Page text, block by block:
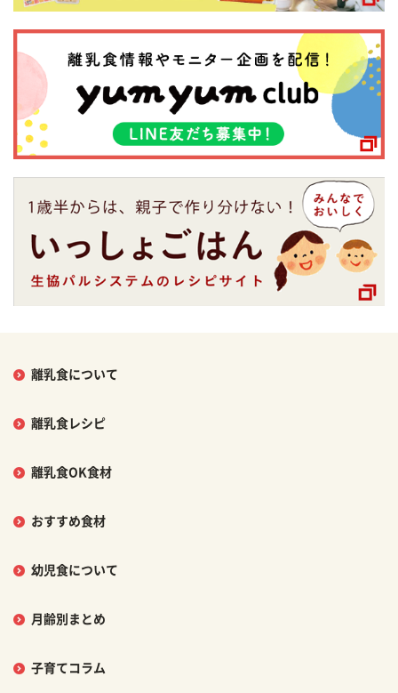
離乳食について
離乳食レシピ
離乳食OK食材
おすすめ食材
幼児食について
月齢別まとめ
子育てコラム